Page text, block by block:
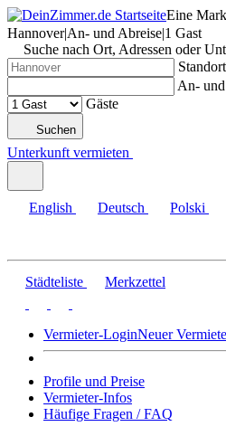
Eine
Hannover|An- und Abreise|1 Gast
Suche nach Ort, Adressen oder
Standort
An-
Gäste
Suchen
Unterkunft vermieten
English Deutsch Polski
Städteliste Merkzettel
Vermieter-LoginNeuer
Profile und Preise
Vermieter-Infos
Häufige Fragen / FAQ